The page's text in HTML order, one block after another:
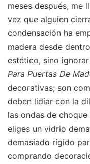
meses después, me
vez que alguien
condensación ha
madera desde
estético, sino
Para Puertas De
decorativas; son
deben lidiar con la
las ondas de
eliges un vidrio
demasiado rígido
comprando